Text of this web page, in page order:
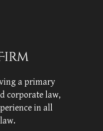
a primary
corporate law,
in all